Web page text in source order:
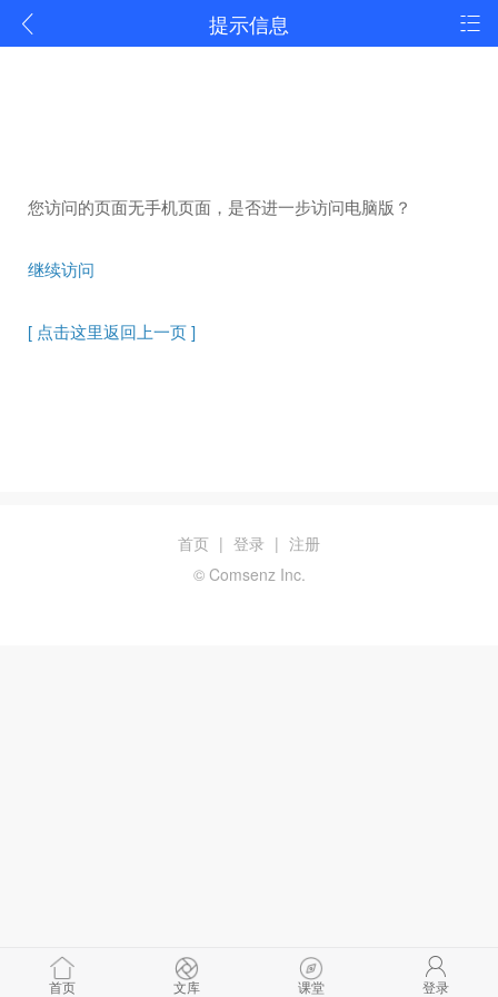
提示信息
您访问的页面无手机页面，是否进一步访问电脑版？
继续访问
[ 点击这里返回上一页 ]
首页 文库 课堂 登录
首页 | 登录 | 注册
© Comsenz Inc.